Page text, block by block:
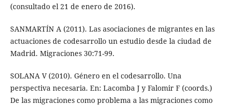
(consultado el 21 de enero de 2016).
SANMARTÍN A (2011). Las asociaciones de migrantes en las
actuaciones de codesarrollo un estudio desde la ciudad de
Madrid. Migraciones 30:71-99.
SOLANA V (2010). Género en el codesarrollo. Una
perspectiva necesaria. En: Lacomba J y Falomir F (coords.)
De las migraciones como problema a las migraciones como